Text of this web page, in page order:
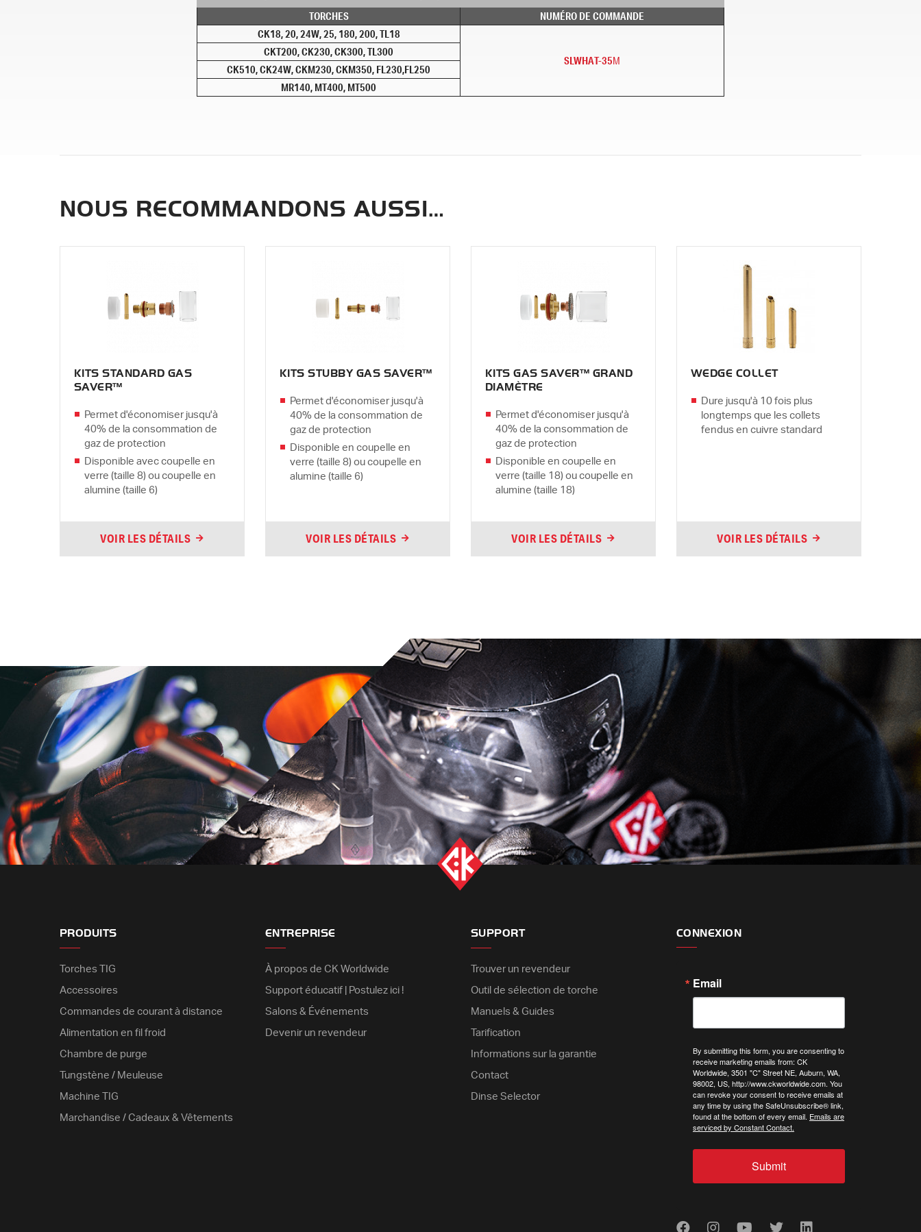
TORCHES
NUMÉRO DE COMMANDE
CK18, 20, 24W, 25, 180, 200, TL18
SLWHAT-35M
CKT200, CK230, CK300, TL300
CK510, CK24W, CKM230, CKM350, FL230,FL250
MR140, MT400, MT500
NOUS RECOMMANDONS AUSSI…
KITS STANDARD GAS
SAVER™
Permet d'économiser jusqu'à
40% de la consommation de
gaz de protection
Disponible avec coupelle en
verre (taille 8) ou coupelle en
alumine (taille 6)
VOIR LES DÉTAILS
KITS STUBBY GAS SAVER™
Permet d'économiser jusqu'à
40% de la consommation de
gaz de protection
Disponible en coupelle en
verre (taille 8) ou coupelle en
alumine (taille 6)
VOIR LES DÉTAILS
KITS GAS SAVER™ GRAND
DIAMÈTRE
Permet d'économiser jusqu'à
40% de la consommation de
gaz de protection
Disponible en coupelle en
verre (taille 18) ou coupelle en
alumine (taille 18)
VOIR LES DÉTAILS
WEDGE COLLET
Dure jusqu'à 10 fois plus
longtemps que les collets
fendus en cuivre standard
VOIR LES DÉTAILS
PRODUITS
Torches TIG
Accessoires
Commandes de courant à distance
Alimentation en fil froid
Chambre de purge
Tungstène / Meuleuse
Machine TIG
Marchandise / Cadeaux & Vêtements
ENTREPRISE
À propos de CK Worldwide
Support éducatif | Postulez ici !
Salons & Événements
Devenir un revendeur
SUPPORT
Trouver un revendeur
Outil de sélection de torche
Manuels & Guides
Tarification
Informations sur la garantie
Contact
Dinse Selector
CONNEXION
Email
By submitting this form, you are consenting to
receive marketing emails from: CK
Worldwide, 3501 "C" Street NE, Auburn, WA,
98002, US, http://www.ckworldwide.com. You
can revoke your consent to receive emails at
any time by using the SafeUnsubscribe® link,
found at the bottom of every email. Emails are
serviced by Constant Contact.
Submit
Facebook
Instagram
YoutubeTwitterLinkedIn